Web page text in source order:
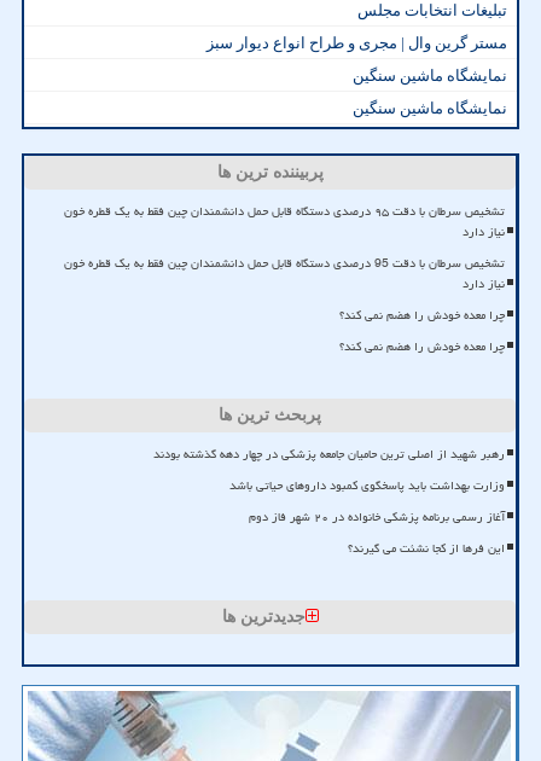
تبلیغات انتخابات مجلس
مستر گرین وال | مجری و طراح انواع دیوار سبز
نمایشگاه ماشین سنگین
نمایشگاه ماشین سنگین
پربیننده ترین ها
تشخیص سرطان با دقت ۹۵ درصدی دستگاه قابل حمل دانشمندان چین فقط به یک قطره خون
نیاز دارد
تشخیص سرطان با دقت 95 درصدی دستگاه قابل حمل دانشمندان چین فقط به یک قطره خون
نیاز دارد
چرا معده خودش را هضم نمی کند؟
چرا معده خودش را هضم نمی کند؟
پربحث ترین ها
رهبر شهید از اصلی ترین حامیان جامعه پزشکی در چهار دهه گذشته بودند
وزارت بهداشت باید پاسخگوی کمبود داروهای حیاتی باشد
آغاز رسمی برنامه پزشکی خانواده در ۲۰ شهر فاز دوم
این فرها از کجا نشئت می گیرند؟
جدیدترین ها